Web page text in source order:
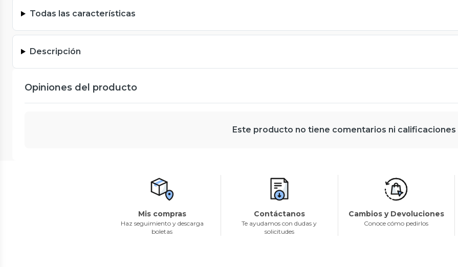
Todas las características
Descripción
Opiniones del producto
Este producto no tiene comentarios ni calificaciones
Mis compras
Haz seguimiento y descarga
boletas
Contáctanos
Te ayudamos con dudas y
solicitudes
Cambios y Devoluciones
Conoce cómo pedirlos